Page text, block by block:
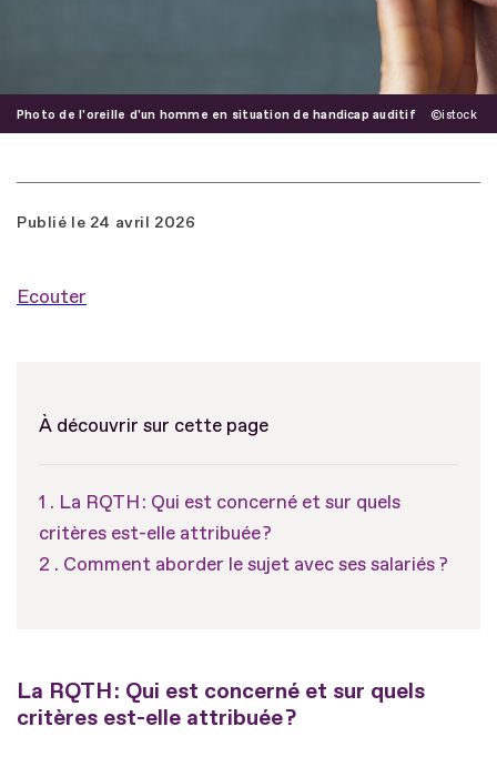
Photo de l'oreille d'un homme en situation de handicap auditif istock
Publié le 24 avril 2026
Ecouter
À découvrir sur cette page
La RQTH : Qui est concerné et sur quels
critères est-elle attribuée ?
Comment aborder le sujet avec ses salariés ?
La RQTH : Qui est concerné et sur quels
critères est-elle attribuée ?